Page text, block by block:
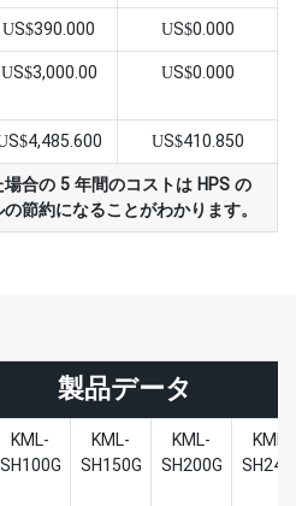
US$390.000
US$0.000
US$3,000.00 US$0.000
US$410.850
合の 5 年間のコストは HPS の
節約になることがわかります。
製品データ
KML-
SH100G
KML-
SH150G
KML-
SH200G
KML-